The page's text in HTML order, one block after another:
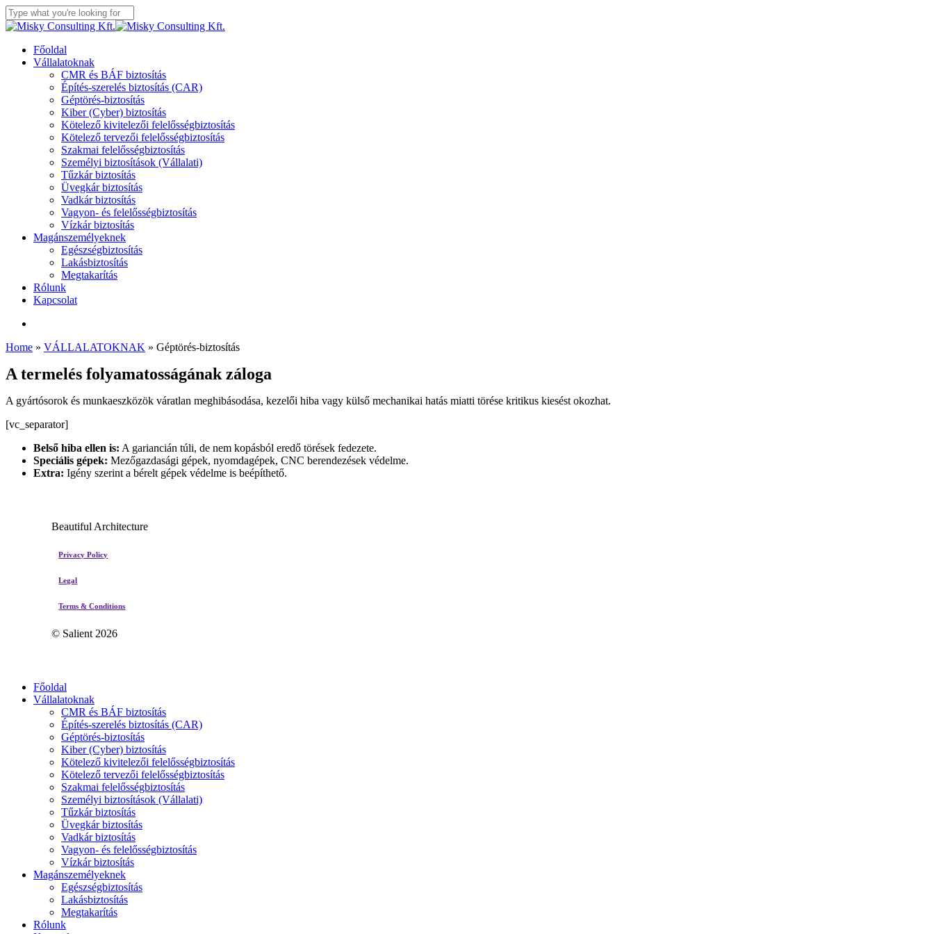
Skip
to
content
Close
Menu
Főoldal
Vállalatoknak
CMR és BÁF biztosítás
Építés-szerelés biztosítás (CAR)
Géptörés-biztosítás
Kiber (Cyber) biztosítás
Kötelező kivitelezői felelősségbiztosítás
Kötelező tervezői felelősségbiztosítás
Szakmai felelősségbiztosítás
Személyi biztosítások (Vállalati)
Tűzkár biztosítás
Üvegkár biztosítás
Vadkár biztosítás
Vagyon- és felelősségbiztosítás
Vízkár biztosítás
Magánszemélyeknek
Egészségbiztosítás
Lakásbiztosítás
Megtakarítás
Rólunk
Kapcsolat
Home » VÁLLALATOKNAK » Géptörés-biztosítás
A termelés folyamatosságának záloga
A gyártósorok és munkaeszközök váratlan meghibásodása, kezelői hiba vagy külső mechanikai hatás miatti törése kritikus kiesést okozhat.
[vc_separator]
Belső hiba ellen is: A gariancián túli, de nem kopásból eredő törések fedezete.
Speciális gépek: Mezőgazdasági gépek, nyomdagépek, CNC berendezések védelme.
Extra: Igény szerint a bérelt gépek védelme is beépíthető.
Beautiful Architecture
Privacy Policy
Legal
Terms & Conditions
© Salient 2026
Close
Menu
Főoldal
Vállalatoknak
CMR és BÁF biztosítás
Építés-szerelés biztosítás (CAR)
Géptörés-biztosítás
Kiber (Cyber) biztosítás
Kötelező kivitelezői felelősségbiztosítás
Kötelező tervezői felelősségbiztosítás
Szakmai felelősségbiztosítás
Személyi biztosítások (Vállalati)
Tűzkár biztosítás
Üvegkár biztosítás
Vadkár biztosítás
Vagyon- és felelősségbiztosítás
Vízkár biztosítás
Magánszemélyeknek
Egészségbiztosítás
Lakásbiztosítás
Megtakarítás
Rólunk